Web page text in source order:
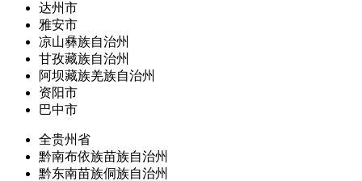
达州市
雅安市
凉山彝族自治州
甘孜藏族自治州
阿坝藏族羌族自治州
资阳市
巴中市
全贵州省
黔南布依族苗族自治州
黔东南苗族侗族自治州